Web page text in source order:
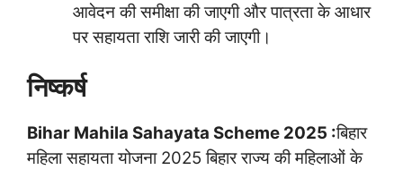
आवेदन की समीक्षा की जाएगी और पात्रता के आधार
पर सहायता राशि जारी की जाएगी।
निष्कर्ष
Bihar Mahila Sahayata Scheme 2025 :बिहार
महिला सहायता योजना 2025 बिहार राज्य की महिलाओं के